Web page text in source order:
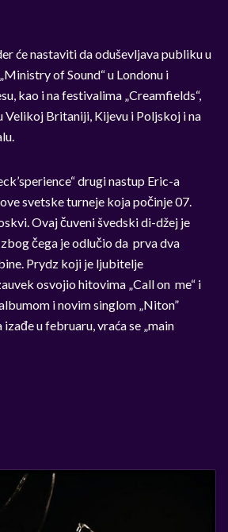
će nastaviti da oduševljava publiku u
of Sound“ u Londonu i
kao i na festivalima „Creamfields“,
Velikoj Britaniji, Kijevu i Poljskoj i na
drugi nastup Eric-a
svetske turneje koja počinje 07.
Ovaj čuveni švedski di-džej je
čega je odlučio da prva dva
Prydz koji je ljubitelje
osvojio hitovima „Call on me“ i
i novim singlom „Niton”
u februaru, vraća se „main